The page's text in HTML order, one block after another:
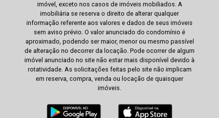
imóvel, exceto nos casos de imóveis mobiliados. A
imobiliária se reserva o direito de alterar qualquer
informação referente aos valores e dados de seus imóveis
sem aviso prévio. O valor anunciado do condomínio é
aproximado, podendo ser maior, menor ou mesmo passível
de alteração no decorrer da locação. Pode ocorrer de algum
imóvel anunciado no site não estar mais disponível devido à
rotatividade. As solicitações feitas pelo site não implicam
em reserva, compra, venda ou locação de quaisquer
imóveis.